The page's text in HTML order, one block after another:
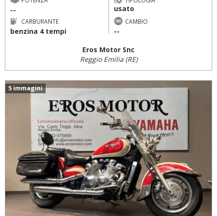
-- usato
CARBURANTE
benzina 4 tempi
CAMBIO
--
Eros Motor Snc
Reggio Emilia (RE)
5 immagini